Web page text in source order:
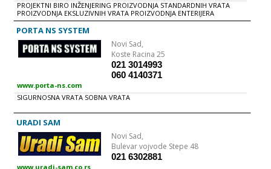
PROJEKTNI BIRO INŽENJERING PROIZVODNJA STANDARDNIH VRATA
PROIZVODNJA EKSLUZIVNIH VRATA PROIZVODNJA ENTERIJERA
PROIZVODNJA PROZORA
PORTA NS SYSTEM
Novi Sad,
Koste Racina 25
021 3014993
060 4140371
www.porta-ns.com
SIGURNOSNA VRATA SOBNA VRATA
URADI SAM
Novi Sad,
Bulevar vojvode Stepe 48
021 6302881
www.uradi-sam.co.rs